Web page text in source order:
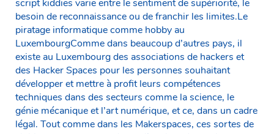
script kiddies varie entre le sentiment de supériorité, le
besoin de reconnaissance ou de franchir les limites.Le
piratage informatique comme hobby au
LuxembourgComme dans beaucoup d’autres pays, il
existe au Luxembourg des associations de hackers et
des Hacker Spaces pour les personnes souhaitant
développer et mettre à profit leurs compétences
techniques dans des secteurs comme la science, le
génie mécanique et l’art numérique, et ce, dans un cadre
légal. Tout comme dans les Makerspaces, ces sortes de